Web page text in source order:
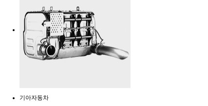
기아자동차